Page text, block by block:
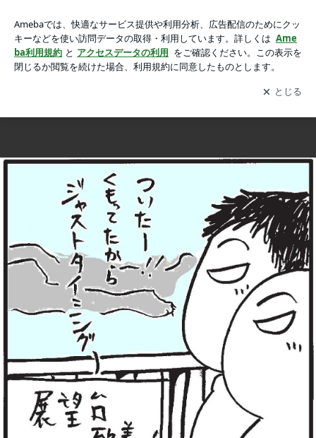
画像 25枚中14枚目
2018年、明けましておめでとうございます（←遅ッッ！）